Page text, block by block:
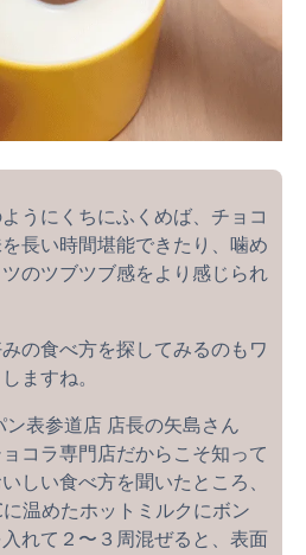
うにくちにふくめば、チョコ
長い時間堪能できたり、噛め
のツブツブ感をより感じられ
の食べ方を探してみるのもワ
ますね。
ン表参道店 店長の矢島さん
コラ専門店だからこそ知って
しい食べ方を聞いたところ、
温めたホットミルクにボン
れて２〜３周混ぜると、表面